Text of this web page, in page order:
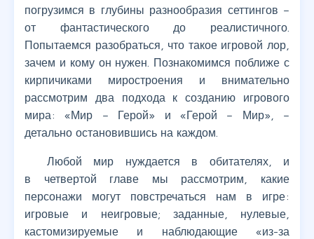
погрузимся в глубины разнообразия сеттингов –
от фантастического до реалистичного.
Попытаемся разобраться, что такое игровой лор,
зачем и кому он нужен. Познакомимся поближе с
кирпичиками миростроения и внимательно
рассмотрим два подхода к созданию игрового
мира: «Мир – Герой» и «Герой – Мир», –
детально остановившись на каждом.
Любой мир нуждается в обитателях, и
в четвертой главе мы рассмотрим, какие
персонажи могут повстречаться нам в игре:
игровые и неигровые; заданные, нулевые,
кастомизируемые и наблюдающие «из-за